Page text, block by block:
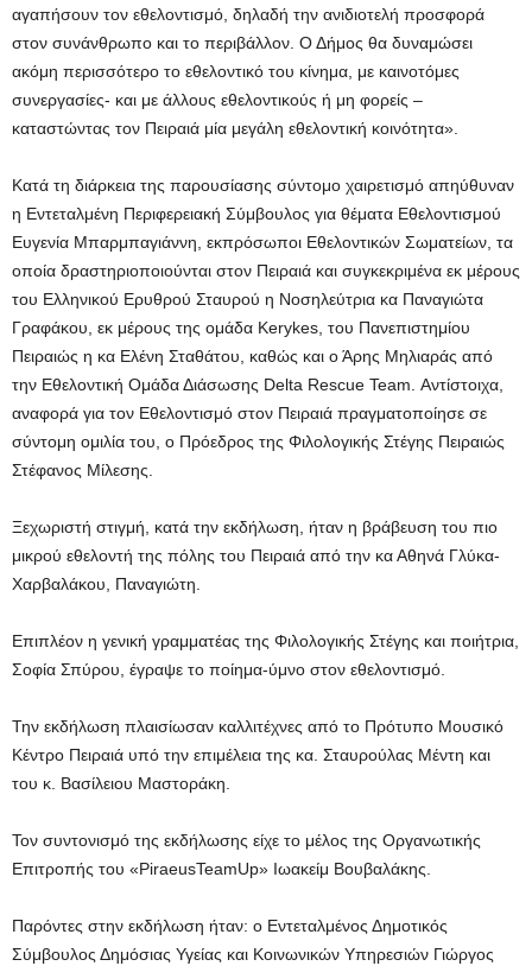
αγαπήσουν τον εθελοντισμό, δηλαδή την ανιδιοτελή προσφορά
στον συνάνθρωπο και το περιβάλλον. Ο Δήμος θα δυναμώσει
ακόμη περισσότερο το εθελοντικό του κίνημα, με καινοτόμες
συνεργασίες- και με άλλους εθελοντικούς ή μη φορείς –
καταστώντας τον Πειραιά μία μεγάλη εθελοντική κοινότητα».
Κατά τη διάρκεια της παρουσίασης σύντομο χαιρετισμό απηύθυναν
η Εντεταλμένη Περιφερειακή Σύμβουλος για θέματα Εθελοντισμού
Ευγενία Μπαρμπαγιάννη, εκπρόσωποι Εθελοντικών Σωματείων, τα
οποία δραστηριοποιούνται στον Πειραιά και συγκεκριμένα εκ μέρους
του Ελληνικού Ερυθρού Σταυρού η Νοσηλεύτρια κα Παναγιώτα
Γραφάκου, εκ μέρους της ομάδα Kerykes, του Πανεπιστημίου
Πειραιώς η κα Ελένη Σταθάτου, καθώς και ο Άρης Μηλιαράς από
την Εθελοντική Ομάδα Διάσωσης Delta Rescue Team. Αντίστοιχα,
αναφορά για τον Εθελοντισμό στον Πειραιά πραγματοποίησε σε
σύντομη ομιλία του, ο Πρόεδρος της Φιλολογικής Στέγης Πειραιώς
Στέφανος Μίλεσης.
Ξεχωριστή στιγμή, κατά την εκδήλωση, ήταν η βράβευση του πιο
μικρού εθελοντή της πόλης του Πειραιά από την κα Αθηνά Γλύκα-
Χαρβαλάκου, Παναγιώτη.
Επιπλέον η γενική γραμματέας της Φιλολογικής Στέγης και ποιήτρια,
Σοφία Σπύρου, έγραψε το ποίημα-ύμνο στον εθελοντισμό.
Την εκδήλωση πλαισίωσαν καλλιτέχνες από το Πρότυπο Μουσικό
Κέντρο Πειραιά υπό την επιμέλεια της κα. Σταυρούλας Μέντη και
του κ. Βασίλειου Μαστοράκη.
Τον συντονισμό της εκδήλωσης είχε το μέλος της Οργανωτικής
Επιτροπής του «PiraeusTeamUp» Ιωακείμ Βουβαλάκης.
Παρόντες στην εκδήλωση ήταν: ο Εντεταλμένος Δημοτικός
Σύμβουλος Δημόσιας Υγείας και Κοινωνικών Υπηρεσιών Γιώργος